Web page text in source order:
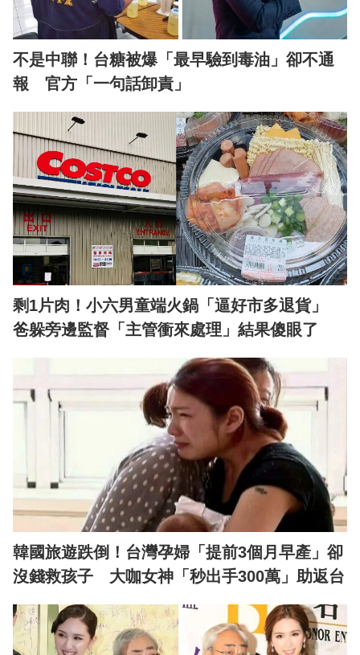
不是中聯！台糖被爆「最早驗到毒油」卻不通
報 官方「一句話卸責」
剩1片肉！小六男童端火鍋「逼好市多退貨」
爸躲旁邊監督「主管衝來處理」結果傻眼了
韓國旅遊跌倒！台灣孕婦「提前3個月早產」卻
沒錢救孩子 大咖女神「秒出手300萬」助返台